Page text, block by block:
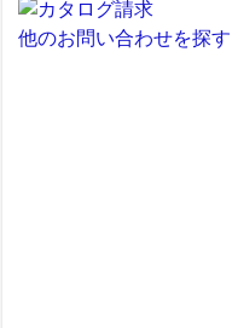
他のお問い合わせを探す